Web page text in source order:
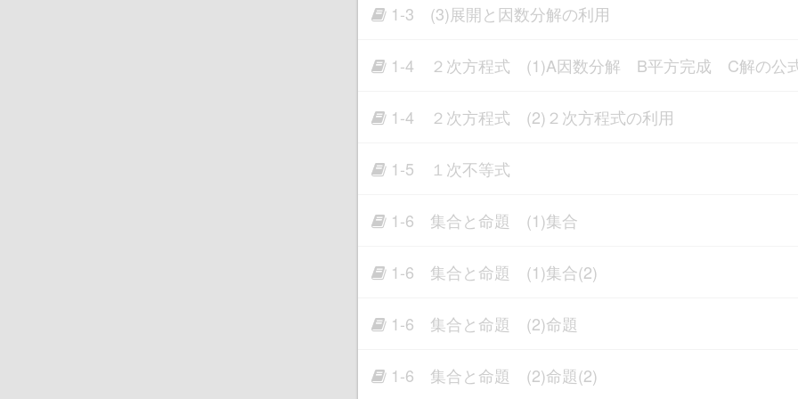
1-3 (3)展開と因数分解の利用
1-4 ２次方程式 (1)A因数分解 B平方完成 C解の公
1-4 ２次方程式 (2)２次方程式の利用
1-5 １次不等式
1-6 集合と命題 (1)集合
1-6 集合と命題 (1)集合(2)
1-6 集合と命題 (2)命題
1-6 集合と命題 (2)命題(2)